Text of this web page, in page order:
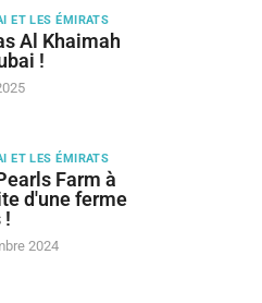
ET LES ÉMIRATS
Al Khaimah
!
ET LES ÉMIRATS
Farm à
d'une ferme
!
2024